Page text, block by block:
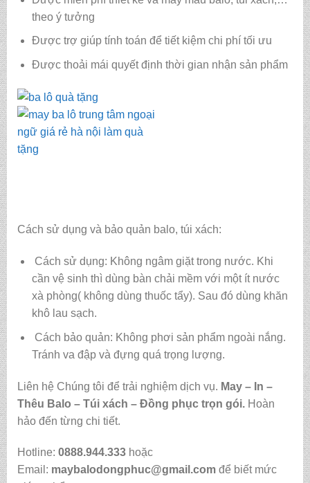
theo ý tưởng
Được trợ giúp tính toán để tiết kiệm chi phí tối ưu
Được thoải mái quyết định thời gian nhận sản phẩm
Cách sử dụng và bảo quản balo, túi xách:
Cách sử dụng: Không ngâm giặt trong nước. Khi
cần vệ sinh thì dùng bàn chải mềm với một ít nước
xà phòng( không dùng thuốc tẩy). Sau đó dùng khăn
khô lau sạch.
Cách bảo quản: Không phơi sản phẩm ngoài nắng.
Tránh va đập và đựng quá trọng lượng.
Liên hệ Chúng tôi để trải nghiệm dịch vụ. May – In –
Thêu Balo – Túi xách – Đồng phục trọn gói. Hoàn
hảo đến từng chi tiết.
Hotline: 0888.944.333hoặc
Email: maybalodongphuc@gmail.comđể biết mức